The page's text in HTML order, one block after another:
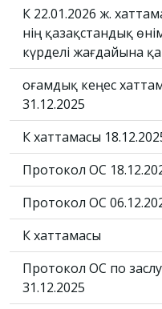
ҚК 22.01.2026 ж.
нің қазақстандық
күрделі жағдайына
Қоғамдық кеңес
31.12.2025
ҚК хаттамасы
Протокол ОС
Протокол ОС
ҚК хаттамасы
Протокол ОС по
31.12.2025